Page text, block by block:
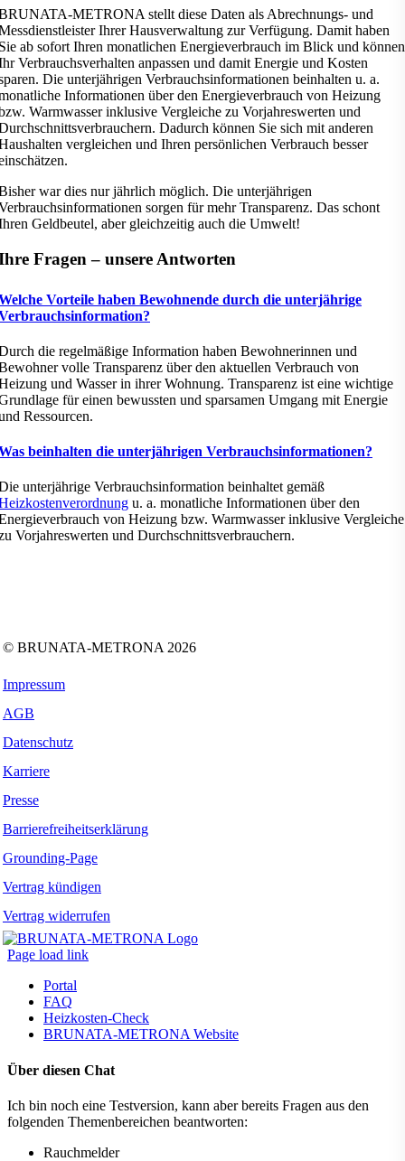
METRONA stellt diese Daten als Abrechnungs- und
Ihrer Hausverwaltung zur Verfügung. Damit haben
ab sofort Ihren monatlichen Energieverbrauch im Blick und können
Verbrauchsverhalten anpassen und damit Energie und Kosten
Die unterjährigen Verbrauchsinformationen beinhalten u. a.
Informationen über den Energieverbrauch von Heizung
Warmwasser inklusive Vergleiche zu Vorjahreswerten und
Dadurch können Sie sich mit anderen
vergleichen und Ihren persönlichen Verbrauch besser
war dies nur jährlich möglich. Die unterjährigen
sorgen für mehr Transparenz. Das schont
Geldbeutel, aber gleichzeitig auch die Umwelt!
Fragen – unsere Antworten
Vorteile haben Bewohnende durch die unterjährige
die regelmäßige Information haben Bewohnerinnen und
volle Transparenz über den aktuellen Verbrauch von
und Wasser in ihrer Wohnung. Transparenz ist eine wichtige
für einen bewussten und sparsamen Umgang mit Energie
Ressourcen.
beinhalten die unterjährigen Verbrauchsinformationen?
unterjährige Verbrauchsinformation beinhaltet gemäß
u. a. monatliche Informationen über den
von Heizung bzw. Warmwasser inklusive Vergleiche
Vorjahreswerten und Durchschnittsverbrauchern.
© BRUNATA-METRONA 2026
Impressum
AGB
Datenschutz
Karriere
Presse
Barrierefreiheitserklärung
Grounding-Page
Vertrag kündigen
Vertrag widerrufen
Page load link
Portal
FAQ
Heizkosten-Check
BRUNATA-METRONA Website
Über diesen Chat
Ich bin noch eine Testversion, kann aber bereits Fragen aus den
folgenden Themenbereichen beantworten:
Rauchmelder